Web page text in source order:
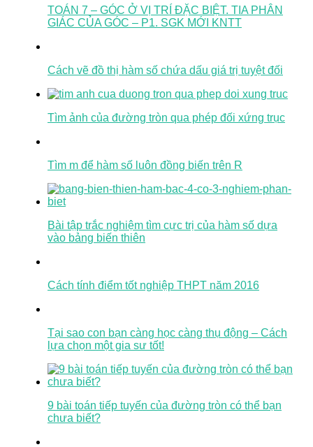
TOÁN 7 – GÓC Ở VỊ TRÍ ĐẶC BIỆT. TIA PHÂN
GIÁC CỦA GÓC – P1. SGK MỚI KNTT
Cách vẽ đồ thị hàm số chứa dấu giá trị tuyệt đối
Tìm ảnh của đường tròn qua phép đối xứng trục
Tìm m để hàm số luôn đồng biến trên R
Bài tập trắc nghiệm tìm cực trị của hàm số dựa
vào bảng biến thiên
Cách tính điểm tốt nghiệp THPT năm 2016
Tại sao con bạn càng học càng thụ động – Cách
lựa chọn một gia sư tốt!
9 bài toán tiếp tuyến của đường tròn có thể bạn
chưa biết?